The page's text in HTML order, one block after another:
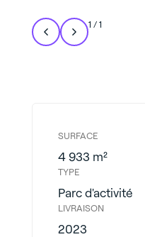
1 /1
SURFACE
4 933 m²
TYPE
Parc d'activité
LIVRAISON
2023